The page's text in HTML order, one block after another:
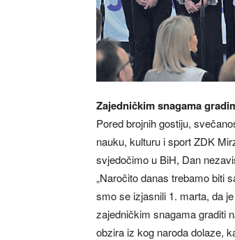
Zajedničkim snagama
Pored brojnih gostiju,
nauku, kulturu i sport ZDK
svjedočimo u BiH, Dan
„Naročito danas trebamo biti
smo se izjasnili 1. marta, da
zajedničkim snagama graditi
obzira iz kog naroda dolaze,